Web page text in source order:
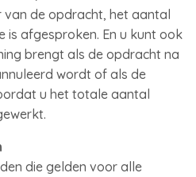
de opdracht, het aantal
is afgesproken. En u kunt ook
brengt als de opdracht na
wordt of als de
u het totale aantal
die gelden voor alle